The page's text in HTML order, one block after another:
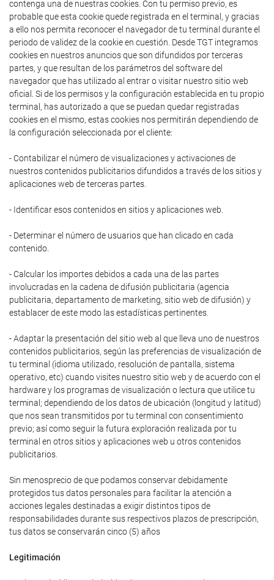
contenga una de nuestras cookies. Con tu permiso previo, es
probable que esta cookie quede registrada en el terminal, y gracias
a ello nos permita reconocer el navegador de tu terminal durante el
periodo de validez de la cookie en cuestión. Desde TGT integramos
cookies en nuestros anuncios que son difundidos por terceras
partes, y que resultan de los parámetros del software del
navegador que has utilizado al entrar o visitar nuestro sitio web
oficial. Si de los permisos y la configuración establecida en tu propio
terminal, has autorizado a que se puedan quedar registradas
cookies en el mismo, estas cookies nos permitirán dependiendo de
la configuración seleccionada por el cliente:
- Contabilizar el número de visualizaciones y activaciones de
nuestros contenidos publicitarios difundidos a través de los sitios y
aplicaciones web de terceras partes.
- Identificar esos contenidos en sitios y aplicaciones web.
- Determinar el número de usuarios que han clicado en cada
contenido.
- Calcular los importes debidos a cada una de las partes
involucradas en la cadena de difusión publicitaria (agencia
publicitaria, departamento de marketing, sitio web de difusión) y
establacer de este modo las estadísticas pertinentes.
- Adaptar la presentación del sitio web al que lleva uno de nuestros
contenidos publicitarios, según las preferencias de visualización de
tu terminal (idioma utilizado, resolución de pantalla, sistema
operativo, etc) cuando visites nuestro sitio web y de acuerdo con el
hardware y los programas de visualización o lectura que utilice tu
terminal; dependiendo de los datos de ubicación (longitud y latitud)
que nos sean transmitidos por tu terminal con consentimiento
previo; así como seguir la futura exploración realizada por tu
terminal en otros sitios y aplicaciones web u otros contenidos
publicitarios.
Sin menosprecio de que podamos conservar debidamente
protegidos tus datos personales para facilitar la atención a
acciones legales destinadas a exigir distintos tipos de
responsabilidades durante sus respectivos plazos de prescripción,
tus datos se conservarán cinco (5) años
Legitimación